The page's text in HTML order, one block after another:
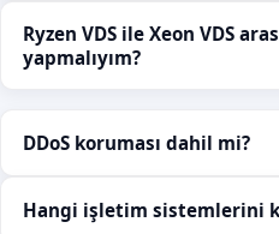
Ryzen VDS ile Xeon VDS
yapmalıyım?
DDoS koruması dahil mi?
Hangi işletim sistemlerini